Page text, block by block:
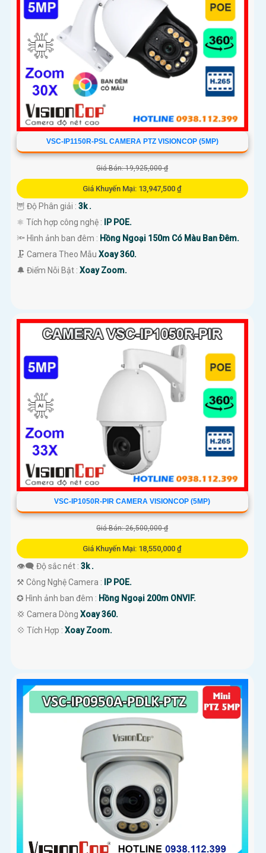
VSC-IP1150R-PSL CAMERA PTZ VISIONCOP (5MP)
Giá Bán: 19,925,000 ₫
Giá Khuyến Mại: 13,947,500 ₫
🦉 Độ Phân giải : 3k .
⚛️ Tích hợp công nghệ : IP POE.
🔦 Hình ảnh ban đêm : Hồng Ngoại 150m Có Màu Ban Ðêm.
🗜️ Camera Theo Mẫu Xoay 360.
️🔔 Điểm Nỗi Bật : Xoay Zoom.
VSC-IP1050R-PIR CAMERA VISIONCOP (5MP)
Giá Bán: 26,500,000 ₫
Giá Khuyến Mại: 18,550,000 ₫
👁️‍🗨 Độ sắc nét : 3k .
⚒ Công Nghệ Camera : IP POE.
✪ Hình ảnh ban đêm : Hồng Ngoại 200m ONVIF.
💢 Camera Dòng Xoay 360.
️💠 Tích Hợp : Xoay Zoom.